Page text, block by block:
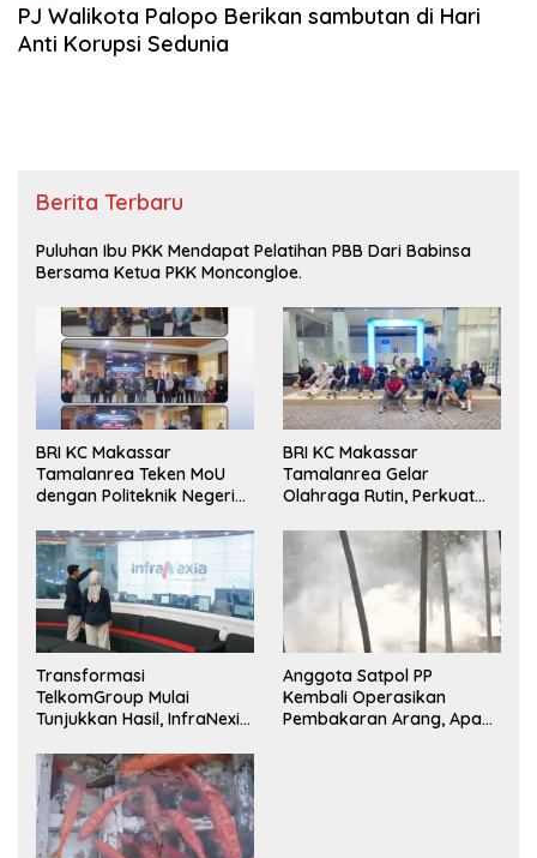
PJ Walikota Palopo Berikan sambutan di Hari
Anti Korupsi Sedunia
Berita Terbaru
Puluhan Ibu PKK Mendapat Pelatihan PBB Dari Babinsa
Bersama Ketua PKK Moncongloe.
BRI KC Makassar
Tamalanrea Teken MoU
dengan Politeknik Negeri
Layanan Perbankan
BRI KC Makassar
Tamalanrea Gelar
Olahraga Rutin, Perkuat
Kerja Sehat
Transformasi
TelkomGroup Mulai
Tunjukkan Hasil, InfraNexia
Anggota Satpol PP
Kembali Operasikan
Pembakaran Arang, Apa